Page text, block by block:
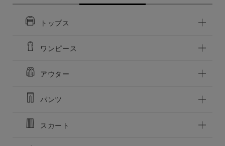
トップス
ワンピース
アウター
パンツ
スカート